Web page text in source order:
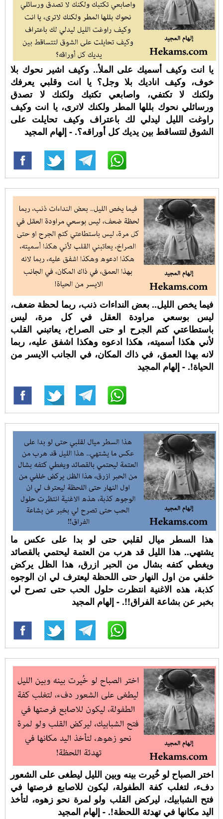
يا انت وكيف أسميك على الملأ.. وكيف اشير نحوك بلا
خوف، وكيف اناديك بلا وجل؟ يا انت وقلبي يعرفك
ولكنك لا تكتفي، واصابعي تكتبك ولكنك لا تصدق
ورسائلي نحوك بللها المطر ولكنك لاترى، يا انت وكيف
راوغت الليل ليدلي لك باعتراف وكيف تحايلت على
الشوق لتتساقط بين يديك كل أوراقه؟. - إلهام المجيد
فيما يخص الليل.. بعض النداءات ذنب، ربما لحظة ضعف،
ليس بوسعي مراودة العقل في كل مرة، ليس
باستطاعتي كتم الجرح او حتى الصراخ، يعاتبني القلب
لأني هكذا أسميته، هكذا ادعوه وهكذا اشفق عليه، ربما
لانه بهذا العمق، في ذاك المكان، في الجانب الايسر من
الحياة!. - إلهام المجيد
هذا السطر ميال لقلبي حتى لو بدا على عكس ما
يشتهي.. هذا الليل قد هرب من العتمة ليحتمي بالقصائد
ويغطي كتفه بشال من الحبر ازرق، هذا الظل يركض
خلفي من اول النهار حتى اللحظة ليعترف لي ان الوجوه
كذبة، هذه الاغنية انتظرت حلول الحب حتى تصرح لي
بخبر عن بشاعة الفراق!!. - إلهام المجيد
اختر الصباح لو خُيرت بينه وبين الليل ليطغى على الشعور
دفء، لتغلب كفة الطفولة، ليكون للاصابع فرصتها في
فتح الشبابيك، ليركض القلب ولو لمرة نحو زهوه، لتأخذ
اليد مكانها في تهدئة اللحظة!. - إلهام المجيد